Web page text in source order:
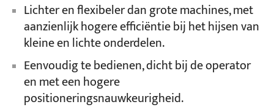
Lichter en flexibeler dan grote machines, met
aanzienlijk hogere efficiëntie bij het hijsen van
kleine en lichte onderdelen.
Eenvoudig te bedienen, dicht bij de operator
en met een hogere
positioneringsnauwkeurigheid.